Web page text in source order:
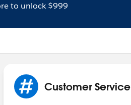
to unlock $999
Customer Service